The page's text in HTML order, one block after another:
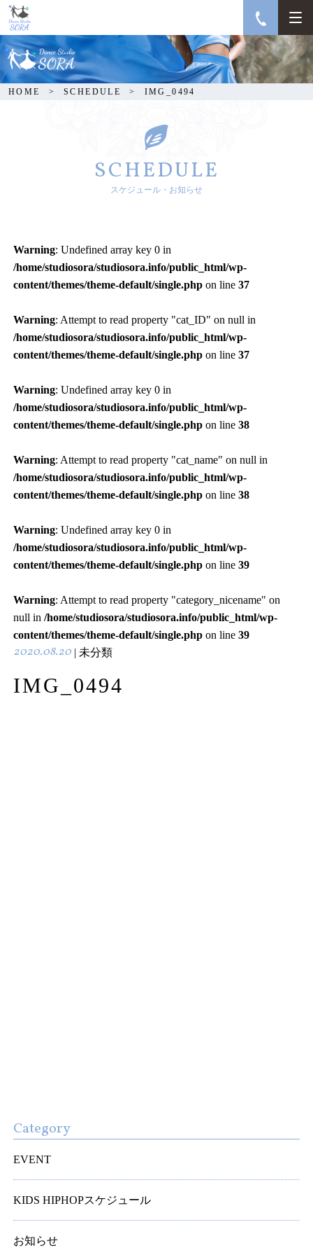
IMG_0494
HOME SCHEDULE IMG_0494
SCHEDULE
スケジュール・お知らせ
Warning: Undefined array key 0 in
/home/studiosora/studiosora.info/public_html/wp-
content/themes/theme-default/single.php on line37
Warning: Attempt to read property "cat_ID" on null in
/home/studiosora/studiosora.info/public_html/wp-
content/themes/theme-default/single.php on line37
Warning: Undefined array key 0 in
/home/studiosora/studiosora.info/public_html/wp-
content/themes/theme-default/single.php on line38
Warning: Attempt to read property "cat_name" on null in
/home/studiosora/studiosora.info/public_html/wp-
content/themes/theme-default/single.php on line38
Warning: Undefined array key 0 in
/home/studiosora/studiosora.info/public_html/wp-
content/themes/theme-default/single.php on line39
Warning: Attempt to read property "category_nicename" on
null in/home/studiosora/studiosora.info/public_html/wp-
content/themes/theme-default/single.php on line39
2020.08.20 | 未分類
IMG_0494
Category
EVENT
KIDS HIPHOPスケジュール
お知らせ